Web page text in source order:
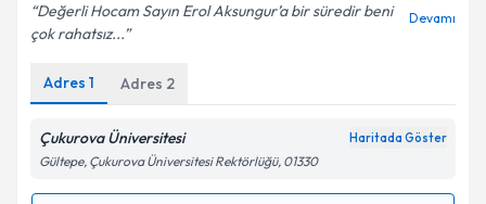
Kişisel verilerimin işlenmesine ilişkinAydınlatma
Metni
Takvim Talebini Gönder
Değerli Hocam Sayın Erol Aksungur’a bir süredir beni
çok rahatsız...
Devamı
Adres 1 Adres 2
Çukurova Üniversitesi Haritada Göster
Gültepe, Çukurova Üniversitesi Rektörlüğü, 01330